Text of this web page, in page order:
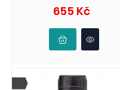
655 KčCena